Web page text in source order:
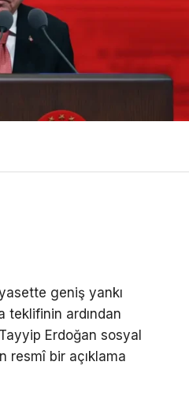
geniş yankı
teklifinin ardından
Erdoğan sosyal
resmî bir açıklama